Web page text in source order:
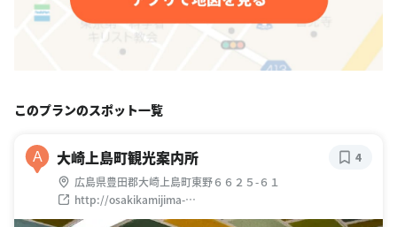
このプランのスポット一覧
A 大崎上島町観光案内所
広島県豊田郡大崎上島町東野６６２５-６１
http://osakikamijima-
kanko.moon.bindcloud.jp/navi/index.html
4